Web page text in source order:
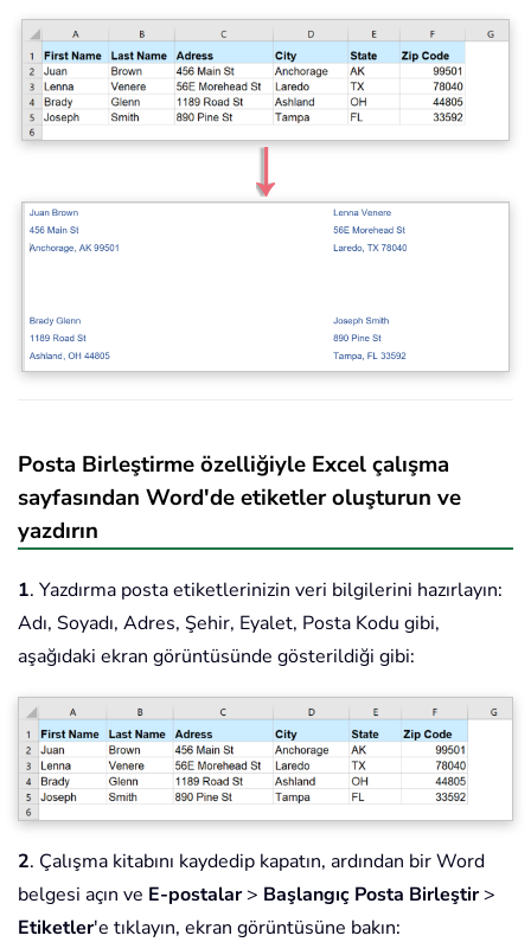
Posta Birleştirme özelliğiyle Excel çalışma
sayfasından Word'de etiketler oluşturun ve
yazdırın
1. Yazdırma posta etiketlerinizin veri bilgilerini hazırlayın:
Adı, Soyadı, Adres, Şehir, Eyalet, Posta Kodu gibi,
aşağıdaki ekran görüntüsünde gösterildiği gibi:
2. Çalışma kitabını kaydedip kapatın, ardından bir Word
belgesi açın ve E-postalar> Başlangıç Posta Birleştir>
Etiketler'e tıklayın, ekran görüntüsüne bakın: